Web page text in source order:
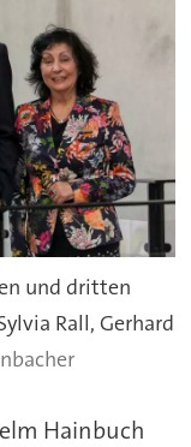
und dritten
Rall, Gerhard
Hainbuch